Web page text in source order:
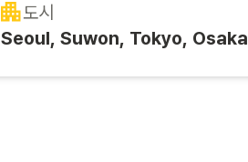
도시
Seoul, Suwon, Tokyo, Osaka